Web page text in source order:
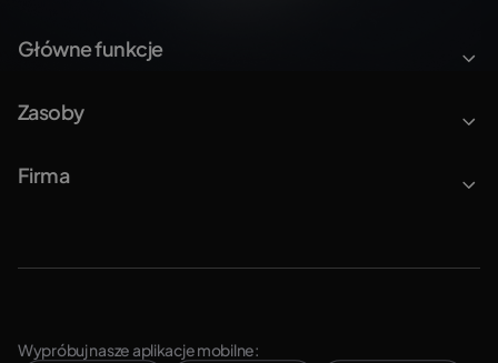
Główne funkcje
Zasoby
Firma
Wypróbuj nasze aplikacje mobilne: